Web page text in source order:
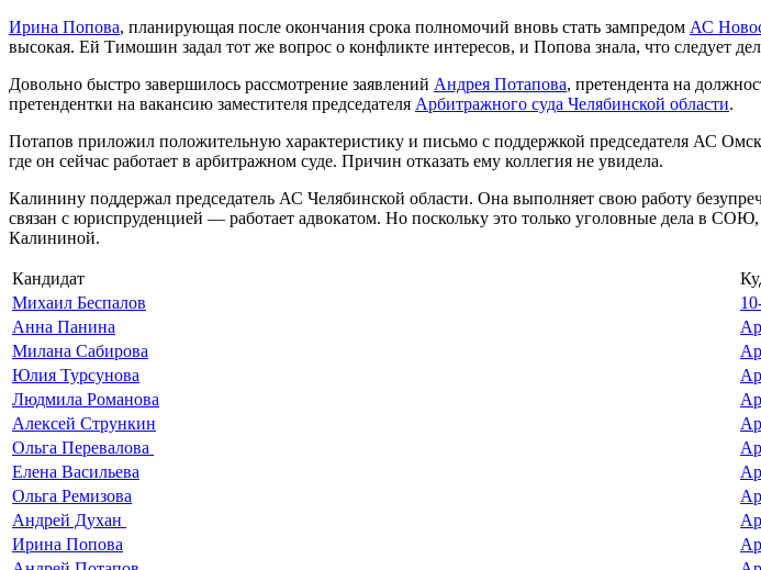
Ирина Попова, планирующая после окончания срока полномочий вновь стать зампредом АС
высокая. Ей Тимошин задал тот же вопрос о конфликте интересов, и Попова знала, что следует
Довольно быстро завершилось рассмотрение заявлений Андрея Потапова, претендента на
претендентки на вакансию заместителя председателя Арбитражного суда Челябинской области.
Потапов приложил положительную характеристику и письмо с поддержкой председателя АС
где он сейчас работает в арбитражном суде. Причин отказать ему коллегия не увидела.
Калинину поддержал председатель АС Челябинской области. Она выполняет свою работу
связан с юриспруденцией — работает адвокатом. Но поскольку это только уголовные дела в
Калининой.
Кандидат
Михаил Беспалов
Анна Панина
Милана Сабирова
Юлия Турсунова
Людмила Романова
Алексей Стрункин
Ольга Перевалова
Елена Васильева
Ольга Ремизова
Андрей Духан
Ирина Попова